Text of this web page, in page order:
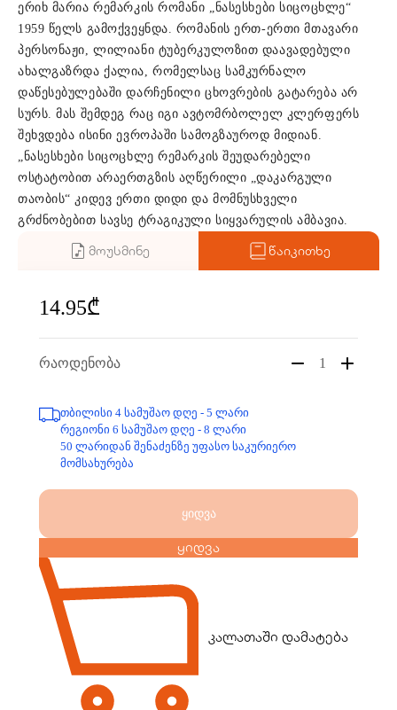
ერიხ მარია რემარკის რომანი „ნასესხები სიცოცხლე“
1959 წელს გამოქვეყნდა. რომანის ერთ-ერთი მთავარი
პერსონაჟი, ლილიანი ტუბერკულოზით დაავადებული
ახალგაზრდა ქალია, რომელსაც სამკურნალო
დაწესებულებაში დარჩენილი ცხოვრების გატარება არ
სურს. მას შემდეგ რაც იგი ავტომრბოლელ კლერფერს
შეხვდება ისინი ევროპაში სამოგზაუროდ მიდიან.
„ნასესხები სიცოცხლე რემარკის შეუდარებელი
ოსტატობით არაერთგზის აღწერილი „დაკარგული
თაობის“ კიდევ ერთი დიდი და მომნუსხველი
გრძნობებით სავსე ტრაგიკული სიყვარულის ამბავია.
მოუსმინე წაიკითხე
14.95₾
რაოდენობა 1
თბილისი 4 სამუშაო დღე - 5 ლარი
რეგიონი 6 სამუშაო დღე - 8 ლარი
50 ლარიდან შენაძენზე უფასო საკურიერო
მომსახურება
ყიდვა
ყიდვა
კალათაში დამატება